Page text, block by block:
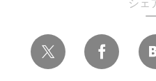
シェ